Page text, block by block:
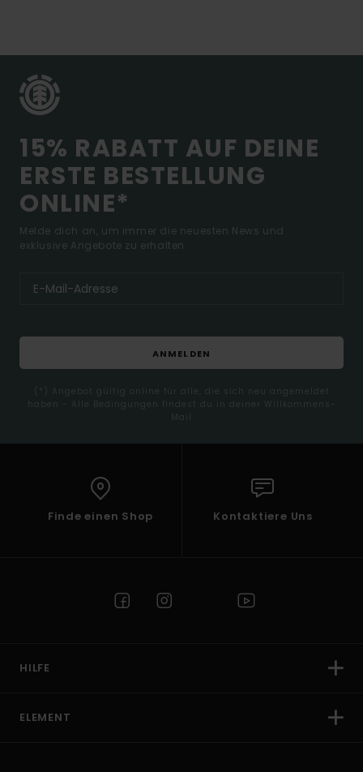
15% RABATT AUF DEINE
ERSTE BESTELLUNG
ONLINE*
Melde dich an, um immer die neuesten News und
exklusive Angebote zu erhalten.
ANMELDEN
(*) Angebot gültig online für alle, die sich neu angemeldet
haben - Alle Bedingungen findest du in deiner Willkommens-
Mail
Finde einen Shop Kontaktiere Uns
HILFE
ELEMENT